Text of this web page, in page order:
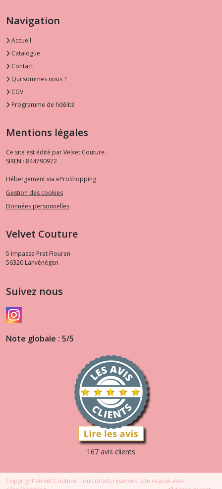
Navigation
Accueil
Catalogue
Contact
Qui sommes nous ?
CGV
Programme de fidélité
Mentions légales
Ce site est édité par Velvet Couture.
SIREN : 844790972
Hébergement via eProShopping
Gestion des cookies
Données personnelles
Velvet Couture
5 Impasse Prat Flouren
56320 Lanvénégen
Suivez nous
Note globale : 5/5
167 avis clients
Copyright Velvet Couture. Tous droits réservés. Site réalisé avec